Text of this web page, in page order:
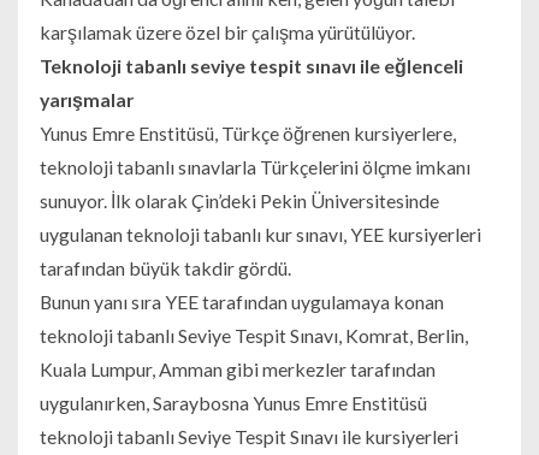
karşılamak üzere özel bir çalışma yürütülüyor.
Teknoloji tabanlı seviye tespit sınavı ile eğlenceli
yarışmalar
Yunus Emre Enstitüsü, Türkçe öğrenen kursiyerlere,
teknoloji tabanlı sınavlarla Türkçelerini ölçme imkanı
sunuyor. İlk olarak Çin’deki Pekin Üniversitesinde
uygulanan teknoloji tabanlı kur sınavı, YEE kursiyerleri
tarafından büyük takdir gördü.
Bunun yanı sıra YEE tarafından uygulamaya konan
teknoloji tabanlı Seviye Tespit Sınavı, Komrat, Berlin,
Kuala Lumpur, Amman gibi merkezler tarafından
uygulanırken, Saraybosna Yunus Emre Enstitüsü
teknoloji tabanlı Seviye Tespit Sınavı ile kursiyerleri